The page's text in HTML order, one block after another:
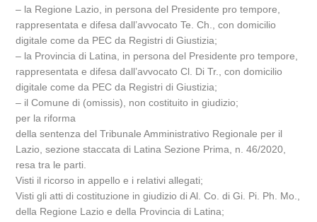
– la Regione Lazio, in persona del Presidente pro tempore,
rappresentata e difesa dall’avvocato Te. Ch., con domicilio
digitale come da PEC da Registri di Giustizia;
– la Provincia di Latina, in persona del Presidente pro tempore,
rappresentata e difesa dall’avvocato Cl. Di Tr., con domicilio
digitale come da PEC da Registri di Giustizia;
– il Comune di (omissis), non costituito in giudizio;
per la riforma
della sentenza del Tribunale Amministrativo Regionale per il
Lazio, sezione staccata di Latina Sezione Prima, n. 46/2020,
resa tra le parti.
Visti il ricorso in appello e i relativi allegati;
Visti gli atti di costituzione in giudizio di Al. Co. di Gi. Pi. Ph. Mo.,
della Regione Lazio e della Provincia di Latina;